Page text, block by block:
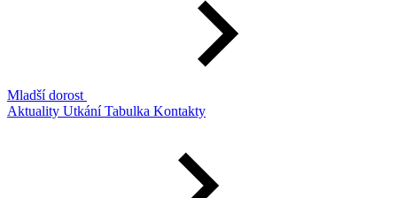
Mladší dorost
Aktuality UtkáníTabulka Kontakty